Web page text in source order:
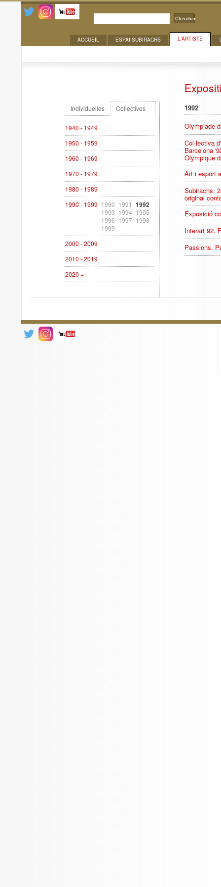
Chercher
L'ARTISTE
ESPAI SUBIRACHS
ACCUEIL
Individuelles Collectives
1940 - 1949
1950 - 1959
1960 - 1969
1970 - 1979
1980 - 1989
1990 - 1999 1990 1991 1992
1993 1994 1995
1996 1997 1998
1999
2000 - 2009
2010 - 2019
2020 +
1992
Olympiade
Col·lectiva
Barcelona
Olympique
Art i esport
Subirachs.
original
Exposició
Interart 92.
Passions.